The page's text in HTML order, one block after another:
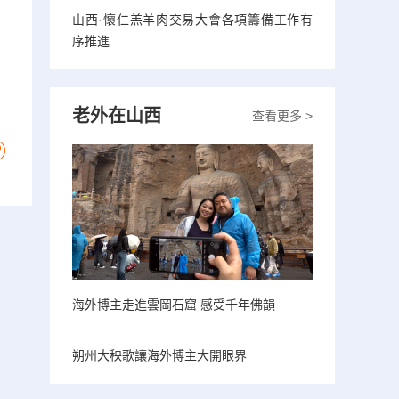
山西·懷仁羔羊肉交易大會各項籌備工作有
序推進
查看更多 >
老外在山西
海外博主走進雲岡石窟 感受千年佛韻
朔州大秧歌讓海外博主大開眼界